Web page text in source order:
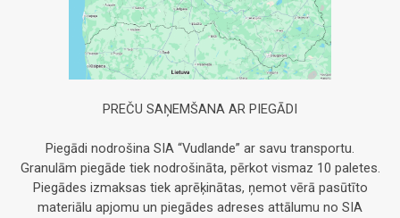
PREČU SAŅEMŠANA AR PIEGĀDI
Piegādi nodrošina SIA “Vudlande” ar savu transportu.
Granulām piegāde tiek nodrošināta, pērkot vismaz 10 paletes.
Piegādes izmaksas tiek aprēķinātas, ņemot vērā pasūtīto
materiālu apjomu un piegādes adreses attālumu no SIA